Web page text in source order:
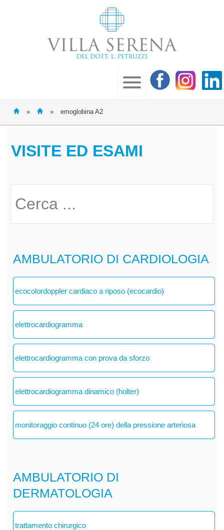
» » emoglobina A2
VISITE ED ESAMI
AMBULATORIO DI CARDIOLOGIA
ecocolordoppler cardiaco a riposo (ecocardio)
elettrocardiogramma
elettrocardiogramma con prova da sforzo
elettrocardiogramma dinamico (holter)
monitoraggio continuo (24 ore) della pressione arteriosa
AMBULATORIO DI
DERMATOLOGIA
trattamento chirurgico